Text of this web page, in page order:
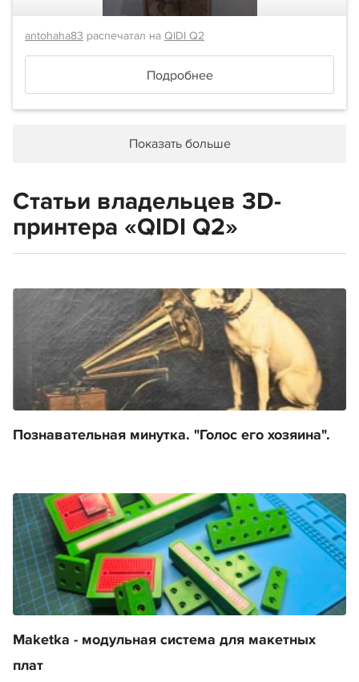
antohaha83 распечатал на QIDI Q2
Подробнее
Показать больше
Статьи владельцев 3D-
принтера «QIDI Q2»
Познавательная минутка. "Голос его хозяина".
Maketka - модульная система для макетных
плат